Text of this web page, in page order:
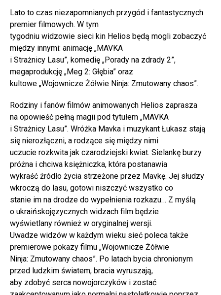
Lato to czas niezapomnianych przygód i fantastycznych
premier filmowych. W tym
tygodniu widzowie sieci kin Helios będą mogli zobaczyć
między innymi: animację „MAVKA
i Strażnicy Lasu”, komedię „Porady na zdrady 2”,
megaprodukcję „Meg 2: Głębia” oraz
kultowe „Wojownicze Żółwie Ninja: Zmutowany chaos”.
Rodziny i fanów filmów animowanych Helios zaprasza
na opowieść pełną magii pod tytułem „MAVKA
i Strażnicy Lasu”. Wróżka Mavka i muzykant Łukasz stają
się nierozłączni, a rodzące się między nimi
uczucie rozkwita jak czarodziejski kwiat. Sielankę burzy
próżna i chciwa księżniczka, która postanawia
wykraść źródło życia strzeżone przez Mavkę. Jej słudzy
wkroczą do lasu, gotowi niszczyć wszystko co
stanie im na drodze do wypełnienia rozkazu… Z myślą
o ukraińskojęzycznych widzach film będzie
wyświetlany również w oryginalnej wersji.
Uwadze widzów w każdym wieku sieć poleca także
premierowe pokazy filmu „Wojownicze Żółwie
Ninja: Zmutowany chaos”. Po latach bycia chronionym
przed ludzkim światem, bracia wyruszają,
aby zdobyć serca nowojorczyków i zostać